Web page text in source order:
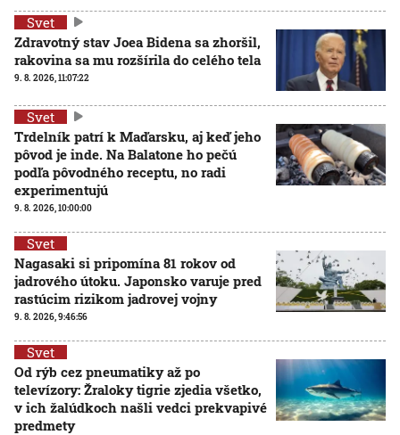
Svet
Zdravotný stav Joea Bidena sa zhoršil,
rakovina sa mu rozšírila do celého tela
9. 8. 2026, 11:07:22
Svet
Trdelník patrí k Maďarsku, aj keď jeho
pôvod je inde. Na Balatone ho pečú
podľa pôvodného receptu, no radi
experimentujú
9. 8. 2026, 10:00:00
Svet
Nagasaki si pripomína 81 rokov od
jadrového útoku. Japonsko varuje pred
rastúcim rizikom jadrovej vojny
9. 8. 2026, 9:46:56
Svet
Od rýb cez pneumatiky až po
televízory: Žraloky tigrie zjedia všetko,
v ich žalúdkoch našli vedci prekvapivé
predmety